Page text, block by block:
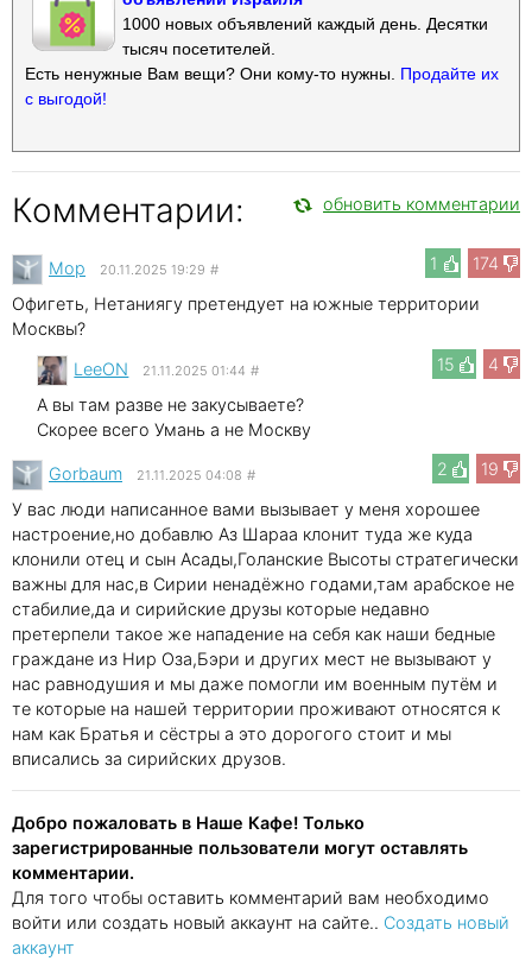
1000 новых объявлений каждый день. Десятки
тысяч посетителей.
Есть ненужные Вам вещи? Они кому-то нужны. Продайте их
с выгодой!
Комментарии: обновить комментарии
1 174
Mop 20.11.2025 19:29 #
Офигеть, Нетаниягу претендует на южные территории
Москвы?
15
4
LeeON 21.11.2025 01:44 #
А вы там разве не закусываете?
Скорее всего Умань а не Москву
2
19
Gorbaum 21.11.2025 04:08 #
У вас люди написанное вами вызывает у меня хорошее
настроение,но добавлю Аз Шараа клонит туда же куда
клонили отец и сын Асады,Голанские Высоты стратегически
важны для нас,в Сирии ненадёжно годами,там арабское не
стабилие,да и сирийские друзы которые недавно
претерпели такое же нападение на себя как наши бедные
граждане из Нир Оза,Бэри и других мест не вызывают у
нас равнодушия и мы даже помогли им военным путём и
те которые на нашей территории проживают относятся к
нам как Братья и сёстры а это дорогого стоит и мы
вписались за сирийских друзов.
Добро пожаловать в Наше Кафе! Только
зарегистрированные пользователи могут оставлять
комментарии.
Для того чтобы оставить комментарий вам необходимо
войти или создать новый аккаунт на сайте.. Создать новый
аккаунт